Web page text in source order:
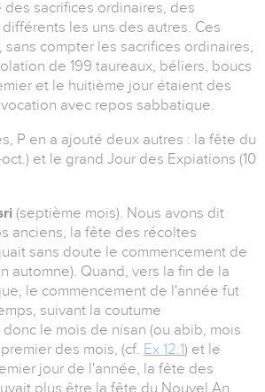
des sacrifices ordinaires, des
les uns des autres. Ces
sans compter les sacrifices ordinaires,
de 199 taureaux, béliers, boucs
et le huitième jour étaient des
avec repos sabbatique.
P en a ajouté deux autres : la fête du
et le grand Jour des Expiations (10
(septième mois). Nous avons dit
anciens, la fête des récoltes
sans doute le commencement de
automne). Quand, vers la fin de la
le commencement de l'année fut
suivant la coutume
le mois de nisan (ou abib, mois
des mois, (cf. Ex 12:1) et le
jour de l'année, la fête des
plus être la fête du Nouvel An.